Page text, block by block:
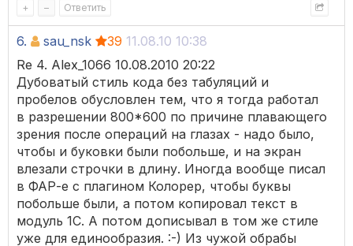
+ – Ответить
6. sau_nsk 39 11.08.10 10:38
Re 4. Alex_1066 10.08.2010 20:22
Дубоватый стиль кода без табуляций и
пробелов обусловлен тем, что я тогда работал
в разрешении 800*600 по причине плавающего
зрения после операций на глазах - надо было,
чтобы и буковки были побольше, и на экран
влезали строчки в длину. Иногда вообще писал
в ФАР-е с плагином Колорер, чтобы буквы
побольше были, а потом копировал текст в
модуль 1С. А потом дописывал в том же стиле
уже для единообразия. :-) Из чужой обрабы